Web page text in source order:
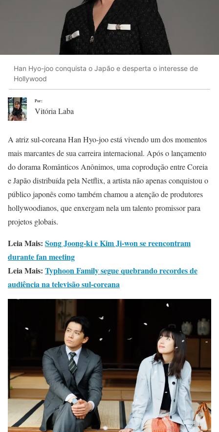
Han Hyo-joo conquista o Japão e desperta o interesse de
Hollywood
Por:
Vitória Laba
A atriz sul-coreana Han Hyo-joo está vivendo um dos momentos
mais marcantes de sua carreira internacional. Após o lançamento
do dorama Românticos Anônimos, uma coprodução entre Coreia
e Japão distribuída pela Netflix, a artista não apenas conquistou o
público japonês como também chamou a atenção de produtores
hollywoodianos, que enxergam nela um talento promissor para
projetos globais.
Leia Mais: Song Joong-ki e Kim Ji-won se reencontram
durante fan meeting
Leia Mais: Typhoon Family segue quebrando recordes de
audiência na televisão sul-coreana